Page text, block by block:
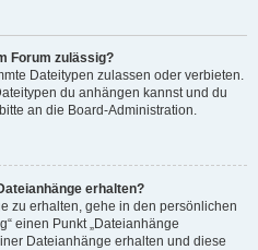
Forum zulässig?
Dateitypen zulassen oder verbieten.
du anhängen kannst und du
an die Board-Administration.
erhalten?
zu erhalten, gehe in den persönlichen
einen Punkt „Dateianhänge
Dateianhänge erhalten und diese